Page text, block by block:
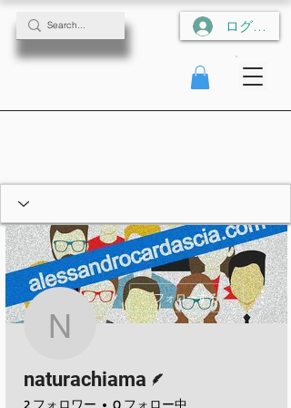
ログイン
naturachiama
フォローする
その
naturachiama